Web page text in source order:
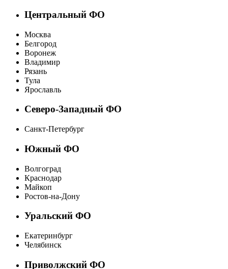
Центральный ФО
Москва
Белгород
Воронеж
Владимир
Рязань
Тула
Ярославль
Северо-Западный ФО
Санкт-Петербург
Южный ФО
Волгоград
Краснодар
Майкоп
Ростов-на-Дону
Уральский ФО
Екатеринбург
Челябинск
Приволжский ФО